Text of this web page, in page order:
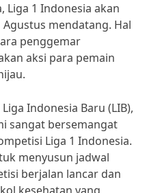
1 Indonesia akan
mendatang. Hal
penggemar
aksi para pemain
Indonesia Baru (LIB),
sangat bersemangat
Liga 1 Indonesia.
menyusun jadwal
berjalan lancar dan